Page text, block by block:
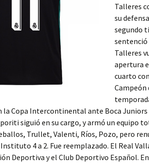
Talleres
su
segundo
sentenció
Talleres
apertura
cuarto
Campeón
la Copa Intercontinental ante Boca
siguió en su cargo, y armó un equipo
Trullet, Valenti, Ríos, Pozo, pero
4 a 2. Fue reemplazado. El Real
Deportiva y el Club Deportivo Español.